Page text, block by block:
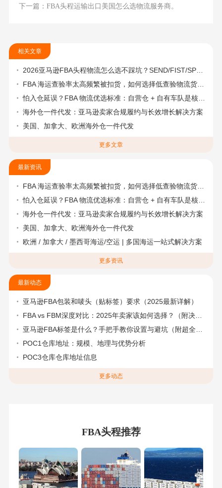
下一篇：FBA头程运输出口美国怎么选物流服务商。
相关文章
2026亚马逊FBA头程物流怎么选不踩坑？SEND/FIST/SPN官方认证物流商，只有这家敢承诺“准达率第一”
FBA 海运查验率太高频繁被扣货，如何选择低查验物流货代？
怕入仓延误？FBA 物流优选标准：自营仓 + 自有车队是核心硬指标
海外仓一件代发：亚马逊卖家合规履约与长效增长解决方案
美国、加拿大、欧洲海外仓一件代发
更多文章
最新资讯
FBA 海运查验率太高频繁被扣货，如何选择低查验物流货代？
怕入仓延误？FBA 物流优选标准：自营仓 + 自有车队是核心硬指标
海外仓一件代发：亚马逊卖家合规履约与长效增长解决方案
美国、加拿大、欧洲海外仓一件代发
欧洲 / 加拿大 / 墨西哥海运/空运 | 多国海运一站式解决方案
更多资讯
最新动态
亚马逊FBA包装和唛头（贴标签）要求（2025最新详解）
FBA vs FBM深度对比：2025年卖家该如何选择？（附决策流程图）
亚马逊FBA标签是什么？手把手教你设置与避坑（附超全指南）
POC1仓库地址：规模、地理与优势分析
POC3仓库仓库地址信息
更多动态
FBA头程推荐